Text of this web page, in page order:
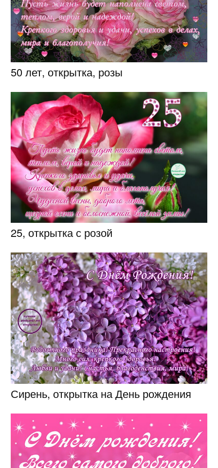
50 лет, открытка, розы
25, открытка с розой
Сирень, открытка на День рождения